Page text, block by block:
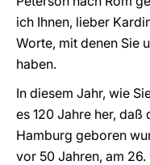
ich Ihnen, lieber
Worte, mit denen Sie
haben.
In diesem Jahr, wie
es 120 Jahre her,
Hamburg geboren
vor 50 Jahren, am